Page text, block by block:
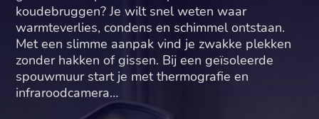
koudebruggen? Je wilt snel weten waar
warmteverlies, condens en schimmel ontstaan.​
Met een slimme aanpak vind je zwakke plekken
zonder hakken of gissen.​ Bij een geïsoleerde
spouwmuur start je met thermografie en
infraroodcamera…